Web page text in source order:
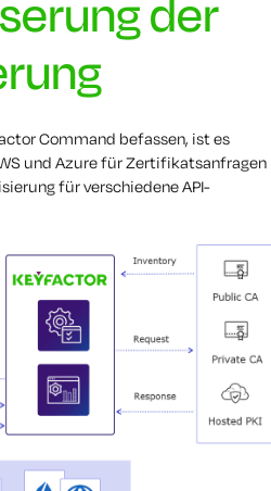
der
Command befassen, ist es
und Azure für Zertifikatsanfragen
für verschiedene API-